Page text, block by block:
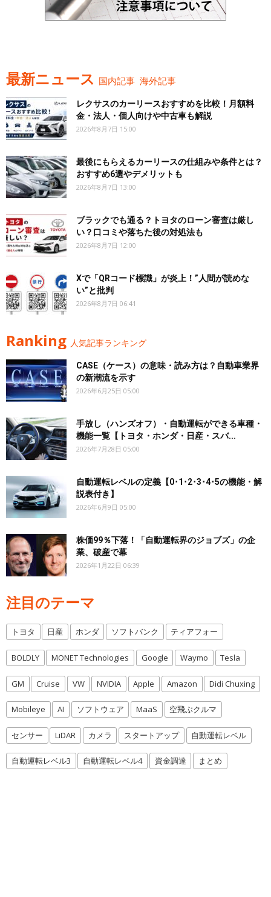
最新ニュース 国内記事 海外記事
レクサスのカーリースおすすめを比較！月額料
金・法人・個人向けや中古車も解説
2026年8月7日 15:00
最後にもらえるカーリースの仕組みや条件とは？
おすすめ6選やデメリットも
2026年8月7日 13:00
ブラックでも通る？トヨタのローン審査は厳し
い？口コミや落ちた後の対処法も
2026年8月7日 12:00
Xで「QRコード標識」が炎上！”人間が読めな
い”と批判
2026年8月7日 06:41
Ranking 人気記事ランキング
CASE（ケース）の意味・読み方は？自動車業界
の新潮流を示す
2026年6月25日 05:00
手放し（ハンズオフ）・自動運転ができる車種・
機能一覧【トヨタ・ホンダ・日産・スバ...
2026年7月28日 05:00
自動運転レベルの定義【0･1･2･3･4･5の機能・解
説表付き】
2026年6月9日 05:00
株価99％下落！「自動運転界のジョブズ」の企
業、破産で幕
2026年1月22日 06:39
注目のテーマ
トヨタ 日産 ホンダ ソフトバンク ティアフォー
BOLDLY MONET Technologies Google Waymo Tesla
GM Cruise VW NVIDIA Apple Amazon Didi Chuxing
Mobileye AI ソフトウェア MaaS 空飛ぶクルマ
センサー LiDAR カメラ スタートアップ 自動運転レベル
自動運転レベル3 自動運転レベル4 資金調達 まとめ